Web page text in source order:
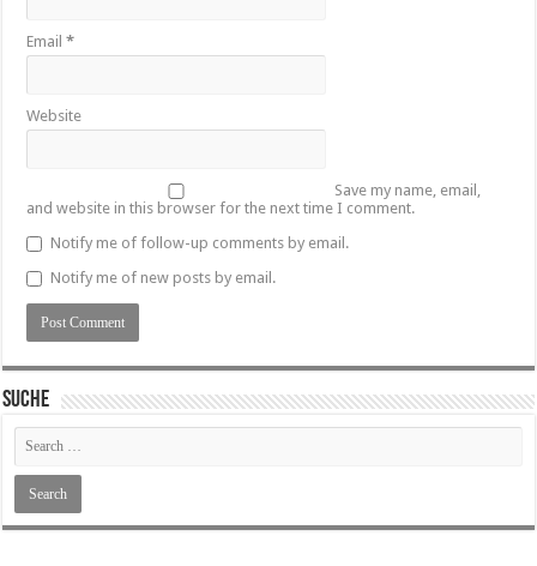
Email*
Website
Save my name, email,
and website in this browser for the next time I comment.
Notify me of follow-up comments by email.
Notify me of new posts by email.
SUCHE